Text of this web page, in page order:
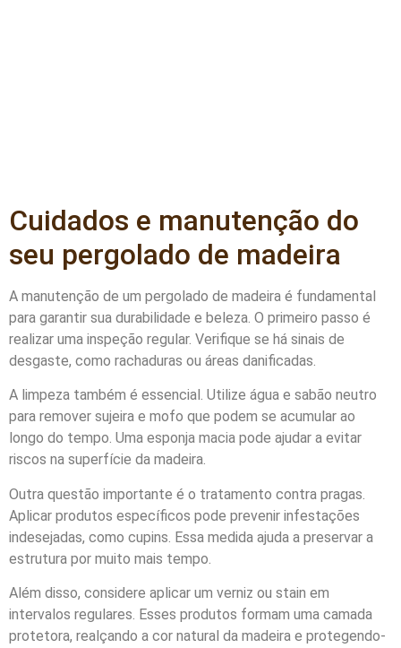
Cuidados e manutenção do
seu pergolado de madeira
A manutenção de um pergolado de madeira é fundamental
para garantir sua durabilidade e beleza. O primeiro passo é
realizar uma inspeção regular. Verifique se há sinais de
desgaste, como rachaduras ou áreas danificadas.
A limpeza também é essencial. Utilize água e sabão neutro
para remover sujeira e mofo que podem se acumular ao
longo do tempo. Uma esponja macia pode ajudar a evitar
riscos na superfície da madeira.
Outra questão importante é o tratamento contra pragas.
Aplicar produtos específicos pode prevenir infestações
indesejadas, como cupins. Essa medida ajuda a preservar a
estrutura por muito mais tempo.
Além disso, considere aplicar um verniz ou stain em
intervalos regulares. Esses produtos formam uma camada
protetora, realçando a cor natural da madeira e protegendo-